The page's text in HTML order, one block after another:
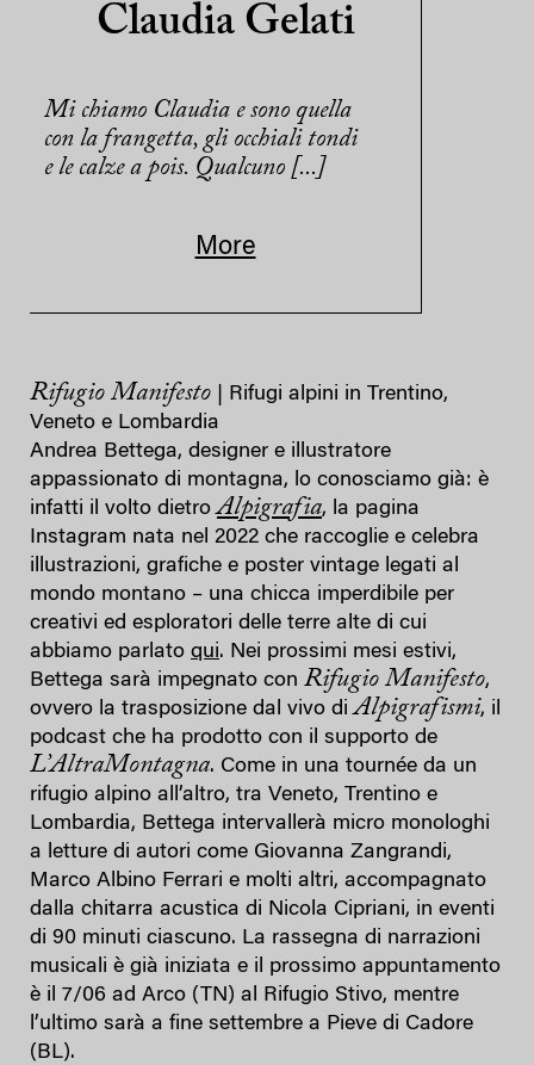
Claudia Gelati
Mi chiamo Claudia e sono quella
con la frangetta, gli occhiali tondi
e le calze a pois. Qualcuno [...]
More
Rifugio Manifesto | Rifugi alpini in Trentino,
Veneto e Lombardia
Andrea Bettega, designer e illustratore
appassionato di montagna, lo conosciamo già: è
infatti il volto dietroAlpigrafia, la pagina
Instagram nata nel 2022 che raccoglie e celebra
illustrazioni, grafiche e poster vintage legati al
mondo montano – una chicca imperdibile per
creativi ed esploratori delle terre alte di cui
abbiamo parlato qui. Nei prossimi mesi estivi,
Bettega sarà impegnato con Rifugio Manifesto,
ovvero la trasposizione dal vivo diAlpigrafismi, il
podcast che ha prodotto con il supporto de
L’AltraMontagna. Come in una tournée da un
rifugio alpino all’altro, tra Veneto, Trentino e
Lombardia, Bettega intervallerà micro monologhi
a letture di autori come Giovanna Zangrandi,
Marco Albino Ferrari e molti altri, accompagnato
dalla chitarra acustica di Nicola Cipriani, in eventi
di 90 minuti ciascuno. La rassegna di narrazioni
musicali è già iniziata e il prossimo appuntamento
è il 7/06 ad Arco (TN) al Rifugio Stivo, mentre
l’ultimo sarà a fine settembre a Pieve di Cadore
(BL).